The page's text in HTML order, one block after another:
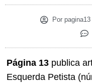
Porpagina13
Página 13 publica
Esquerda Petista